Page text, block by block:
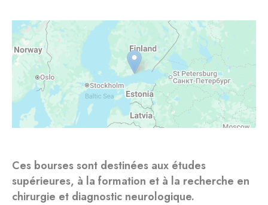
Ces bourses sont destinées aux études
supérieures, à la formation et à la recherche en
chirurgie et diagnostic neurologique.